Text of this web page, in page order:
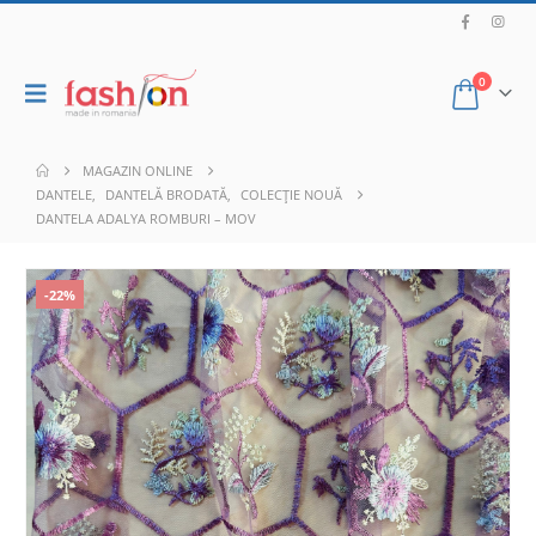
0
MAGAZIN ONLINE
DANTELE, DANTELĂ BRODATĂ, COLECȚIE NOUĂ
DANTELA ADALYA ROMBURI – MOV
-22%